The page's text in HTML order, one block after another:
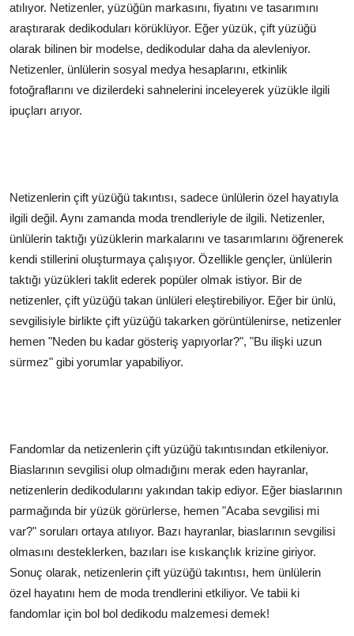
atılıyor. Netizenler, yüzüğün markasını, fiyatını ve tasarımını
araştırarak dedikoduları körüklüyor. Eğer yüzük, çift yüzüğü
olarak bilinen bir modelse, dedikodular daha da alevleniyor.
Netizenler, ünlülerin sosyal medya hesaplarını, etkinlik
fotoğraflarını ve dizilerdeki sahnelerini inceleyerek yüzükle ilgili
ipuçları arıyor.
Netizenlerin çift yüzüğü takıntısı, sadece ünlülerin özel hayatıyla
ilgili değil. Aynı zamanda moda trendleriyle de ilgili. Netizenler,
ünlülerin taktığı yüzüklerin markalarını ve tasarımlarını öğrenerek
kendi stillerini oluşturmaya çalışıyor. Özellikle gençler, ünlülerin
taktığı yüzükleri taklit ederek popüler olmak istiyor. Bir de
netizenler, çift yüzüğü takan ünlüleri eleştirebiliyor. Eğer bir ünlü,
sevgilisiyle birlikte çift yüzüğü takarken görüntülenirse, netizenler
hemen "Neden bu kadar gösteriş yapıyorlar?", "Bu ilişki uzun
sürmez" gibi yorumlar yapabiliyor.
Fandomlar da netizenlerin çift yüzüğü takıntısından etkileniyor.
Biaslarının sevgilisi olup olmadığını merak eden hayranlar,
netizenlerin dedikodularını yakından takip ediyor. Eğer biaslarının
parmağında bir yüzük görürlerse, hemen "Acaba sevgilisi mi
var?" soruları ortaya atılıyor. Bazı hayranlar, biaslarının sevgilisi
olmasını desteklerken, bazıları ise kıskançlık krizine giriyor.
Sonuç olarak, netizenlerin çift yüzüğü takıntısı, hem ünlülerin
özel hayatını hem de moda trendlerini etkiliyor. Ve tabii ki
fandomlar için bol bol dedikodu malzemesi demek!